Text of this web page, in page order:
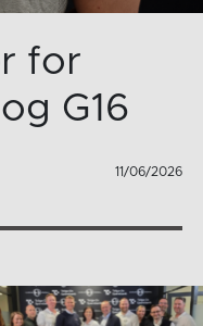
for
G16
11/06/2026